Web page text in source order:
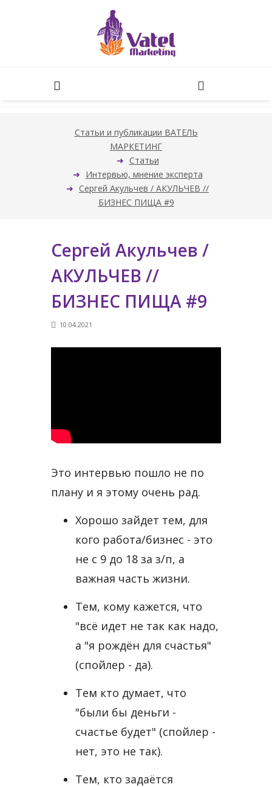
Статьи и публикации ВАТЕЛЬ
МАРКЕТИНГ
Статьи
Интервью, мнение эксперта
Сергей Акульчев / АКУЛЬЧЕВ //
БИЗНЕС ПИЩА #9
Сергей Акульчев /
АКУЛЬЧЕВ //
БИЗНЕС ПИЩА #9
10.04.2021
Это интервью пошло не по
плану и я этому очень рад.
Хорошо зайдет тем, для
кого работа/бизнес - это
не с 9​ до 18​ за з/п, а
важная часть жизни.
Тем, кому кажется, что
"всё идет не так как надо,
а "я рождён для счастья"
(спойлер - да).
Тем кто думает, что
"были бы деньги -
счастье будет" (спойлер -
нет, это не так).
Тем, кто задаётся